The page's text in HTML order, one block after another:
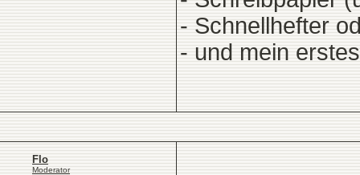
- Schnellhefter
- und mein
Flo
Moderator